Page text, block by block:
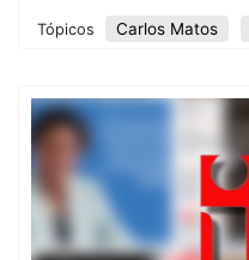
Tópicos Carlos Matos